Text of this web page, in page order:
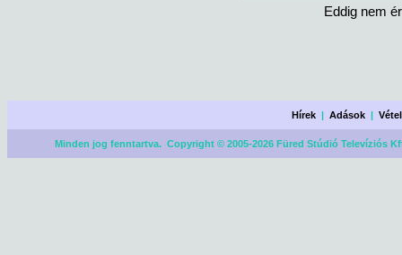
Eddig nem
Hírek |Adások |
Minden jog fenntartva. Copyright © 2005-2026 Füred Stúdió Televíziós